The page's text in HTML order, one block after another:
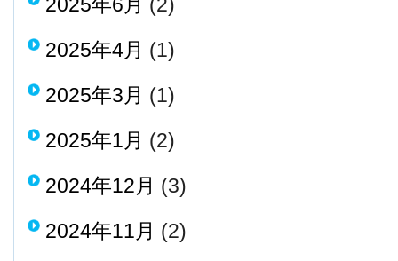
2025年6月 (2)
2025年4月 (1)
2025年3月 (1)
2025年1月 (2)
2024年12月 (3)
2024年11月 (2)